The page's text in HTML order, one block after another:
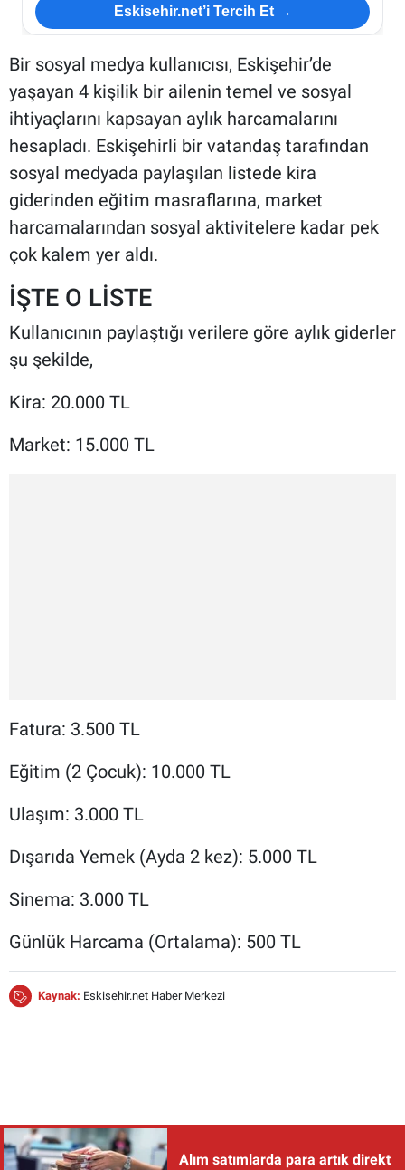
Eskisehir.net’i Tercih Et →
Bir sosyal medya kullanıcısı, Eskişehir’de
yaşayan 4 kişilik bir ailenin temel ve sosyal
ihtiyaçlarını kapsayan aylık harcamalarını
hesapladı. Eskişehirli bir vatandaş tarafından
sosyal medyada paylaşılan listede kira
giderinden eğitim masraflarına, market
harcamalarından sosyal aktivitelere kadar pek
çok kalem yer aldı.
İŞTE O LİSTE
Kullanıcının paylaştığı verilere göre aylık giderler
şu şekilde,
Kira: 20.000 TL
Market: 15.000 TL
Fatura: 3.500 TL
Eğitim (2 Çocuk): 10.000 TL
Ulaşım: 3.000 TL
Dışarıda Yemek (Ayda 2 kez): 5.000 TL
Sinema: 3.000 TL
Günlük Harcama (Ortalama): 500 TL
Kaynak: Eskisehir.net Haber Merkezi
Alım satımlarda para artık direkt